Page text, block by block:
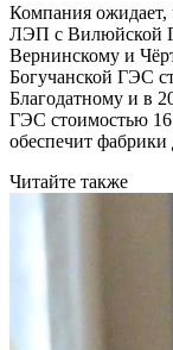
Компания ожидает,
ЛЭП с Вилюйской
Вернинскому и
Богучанской ГЭС
Благодатному и в
ГЭС стоимостью
обеспечит фабрики
Читайте также